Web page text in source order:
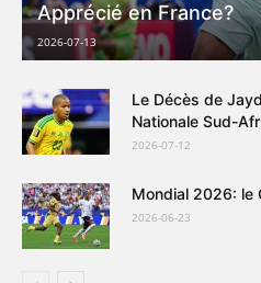
Apprécié en France?
2026-07-13
Le Décès de
Nationale Sud-
2026-07-12
Mondial 2026: le
2026-06-23